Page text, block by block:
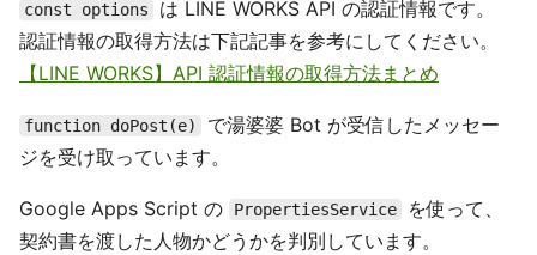
const options
は LINE WORKS API の認証情報です。
認証情報の取得方法は下記記事を参考にしてください。
【LINE WORKS】API 認証情報の取得方法まとめ
function doPost(e)
で湯婆婆 Bot が受信したメッセー
ジを受け取っています。
Google Apps Script の PropertiesService
を使って、
契約書を渡した人物かどうかを判別しています。